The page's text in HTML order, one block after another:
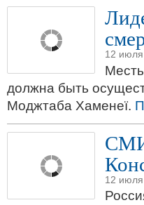
12
должна быть
Моджтаба Хаменеї.
12